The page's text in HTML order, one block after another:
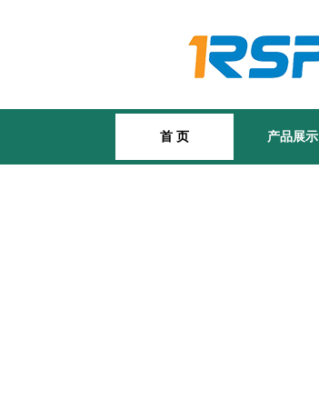
首 页 产品展示